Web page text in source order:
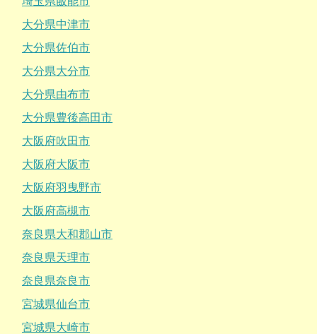
大分県中津市
大分県佐伯市
大分県大分市
大分県由布市
大分県豊後高田市
大阪府吹田市
大阪府大阪市
大阪府羽曳野市
大阪府高槻市
奈良県大和郡山市
奈良県天理市
奈良県奈良市
宮城県仙台市
宮城県大崎市